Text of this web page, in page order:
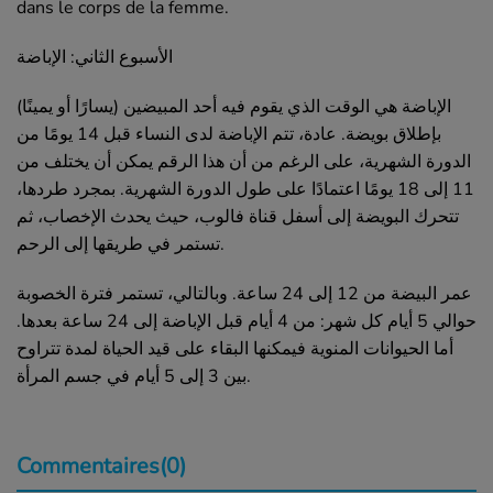
dans le corps de la femme.
الأسبوع الثاني: الإباضة
الإباضة هي الوقت الذي يقوم فيه أحد المبيضين (يسارًا أو يمينًا)
بإطلاق بويضة. عادة، تتم الإباضة لدى النساء قبل 14 يومًا من
الدورة الشهرية، على الرغم من أن هذا الرقم يمكن أن يختلف من
11 إلى 18 يومًا اعتمادًا على طول الدورة الشهرية. بمجرد طردها،
تتحرك البويضة إلى أسفل قناة فالوب، حيث يحدث الإخصاب، ثم
تستمر في طريقها إلى الرحم.
عمر البيضة من
12 إلى 24 ساعة. وبالتالي، تستمر فترة الخصوبة
حوالي 5 أيام كل شهر: من 4 أيام قبل الإباضة إلى 24 ساعة بعدها.
أما الحيوانات المنوية فيمكنها البقاء على قيد الحياة لمدة تتراوح
بين 3 إلى 5 أيام في جسم المرأة.
Commentaires(0)